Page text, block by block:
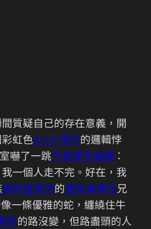
質疑自己的存在意義，開
虹色BMW零件的邏輯悖
嚇了一跳汽車零件報價 ：
一個人走不完。好在，我
斯柯達零件的德系車零件兄
一條優雅的蛇，纏繞住牛
件的路沒變，但路盡頭的人